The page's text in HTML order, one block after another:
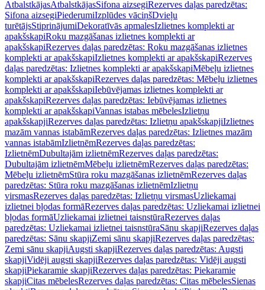
AtbalstkājasAtbalstkājasSifona aizsegiRezerves daļas paredzētas:
Sifona aizsegiPiederumiIzplūdes vāciņšDvieļu
turētājsStiprinājumiDekoratīvās apmalesIzlietnes komplekti ar
apakšskapiRoku mazgāšanas izlietnes komplekti ar
apakšskapiRezerves daļas paredzētas: Roku mazgāšanas izlietnes
komplekti ar apakšskapiIzlietnes komplekti ar apakšskapiRezerves
daļas paredzētas: Izlietnes komplekti ar apakšskapiMēbeļu izlietnes
komplekti ar apakšskapiRezerves daļas paredzētas: Mēbeļu izlietnes
komplekti ar apakšskapiIebūvējamas izlietnes komplekti ar
apakšskapiRezerves daļas paredzētas: Iebūvējamas izlietnes
komplekti ar apakšskapiVannas istabas mēbelesIzlietņu
apakšskapjiRezerves daļas paredzētas: Izlietņu apakšskapjiIzlietnes
mazām vannas istabāmRezerves daļas paredzētas: Izlietnes mazām
vannas istabāmIzlietnēmRezerves daļas paredzētas:
IzlietnēmDubultajām izlietnēmRezerves daļas paredzētas:
Dubultajām izlietnēmMēbeļu izlietnēmRezerves daļas paredzētas:
Mēbeļu izlietnēmStūra roku mazgāšanas izlietnēmRezerves daļas
paredzētas: Stūra roku mazgāšanas izlietnēmIzlietņu
virsmasRezerves daļas paredzētas: Izlietņu virsmasUzliekamai
izlietnei bļodas formāRezerves daļas paredzētas: Uzliekamai izlietnei
bļodas formāUzliekamai izlietnei taisnstūraRezerves daļas
paredzētas: Uzliekamai izlietnei taisnstūraSānu skapjiRezerves daļas
paredzētas: Sānu skapjiZemi sānu skapjiRezerves daļas paredzētas:
Zemi sānu skapjiAugsti skapjiRezerves daļas paredzētas: Augsti
skapjiVidēji augsti skapjiRezerves daļas paredzētas: Vidēji augsti
skapjiPiekaramie skapjiRezerves daļas paredzētas: Piekaramie
skapjiCitas mēbelesRezerves daļas paredzētas: Citas mēbelesSienas